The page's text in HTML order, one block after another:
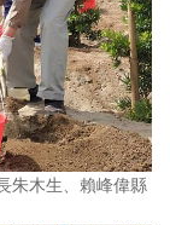
朱木生、賴峰偉縣